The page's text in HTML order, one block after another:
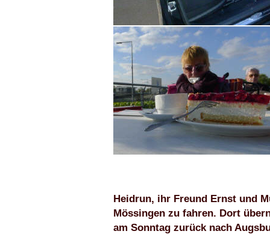
Heidrun, ihr Freund Ernst und
Mössingen zu fahren. Dort
am Sonntag zurück nach